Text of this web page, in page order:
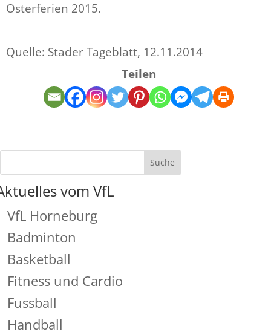
Osterferien 2015.
Quelle: Stader Tageblatt, 12.11.2014
Teilen
vom VfL
VfL Horneburg
Badminton
Basketball
Fitness und Cardio
Fussball
Handball